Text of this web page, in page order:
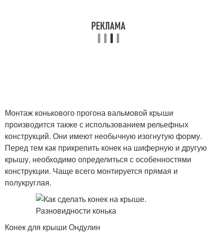
Монтаж конькового прогона вальмовой крыши
производится также с использованием рельефных
конструкций. Они имеют необычную изогнутую форму.
Перед тем как прикрепить конек на шиферную и другую
крышу, необходимо определиться с особенностями
конструкции. Чаще всего монтируется прямая и
полукруглая.
Конек для крыши Ондулин